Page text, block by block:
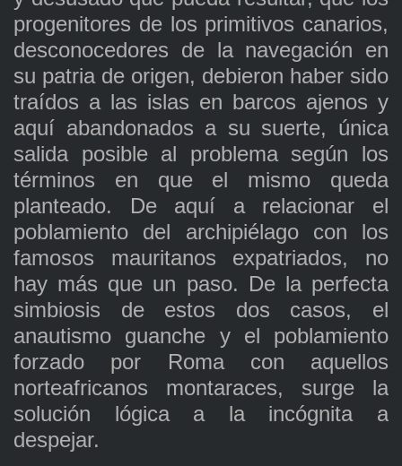
progenitores de los primitivos canarios,
desconocedores de la navegación en
su patria de origen, debieron haber sido
traídos a las islas en barcos ajenos y
aquí abandonados a su suerte, única
salida posible al problema según los
términos en que el mismo queda
planteado. De aquí a relacionar el
poblamiento del archipiélago con los
famosos mauritanos expatriados, no
hay más que un paso. De la perfecta
simbiosis de estos dos casos, el
anautismo guanche y el poblamiento
forzado por Roma con aquellos
norteafricanos montaraces, surge la
solución lógica a la incógnita a
despejar.